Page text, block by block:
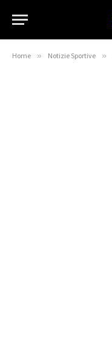
Home » Notizie Sportive »